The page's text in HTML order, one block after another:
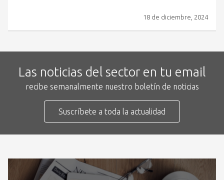
18 de diciembre, 2024
Las noticias del sector en tu email
recibe semanalmente nuestro boletín de noticias
Suscríbete a toda la actualidad